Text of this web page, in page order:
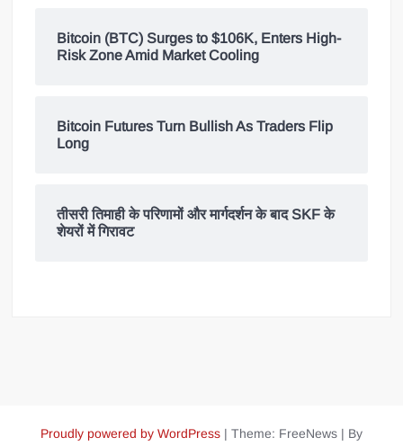
Bitcoin (BTC) Surges to $106K, Enters High-
Risk Zone Amid Market Cooling
Bitcoin Futures Turn Bullish As Traders Flip
Long
तीसरी तिमाही के परिणामों और मार्गदर्शन के बाद SKF के
शेयरों में गिरावट
Proudly powered by WordPress | Theme: FreeNews | By